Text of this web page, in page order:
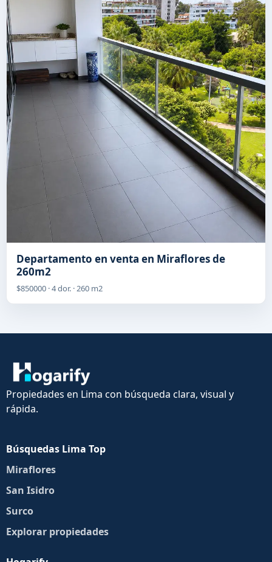
Departamento en venta en Miraflores de
260m2
$850000 · 4 dor. · 260 m2
Propiedades en Lima con búsqueda clara, visual y
rápida.
Búsquedas Lima Top
Miraflores
San Isidro
Surco
Explorar propiedades